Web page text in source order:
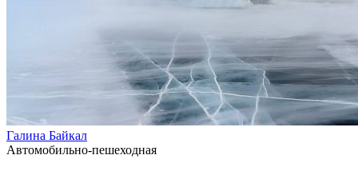
Галина Байкал
Автомобильно-пешеходная